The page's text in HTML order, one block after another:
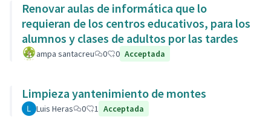
Renovar aulas de informática que lo
requieran de los centros educativos, para los
alumnos y clases de adultos por las tardes
ampa santacreu 0 0 Acceptada
Limpieza yantenimiento de montes
Luis Heras 0 1 Acceptada